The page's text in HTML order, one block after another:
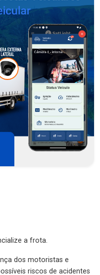
a frota.
dos motoristas e
riscos de acidentes